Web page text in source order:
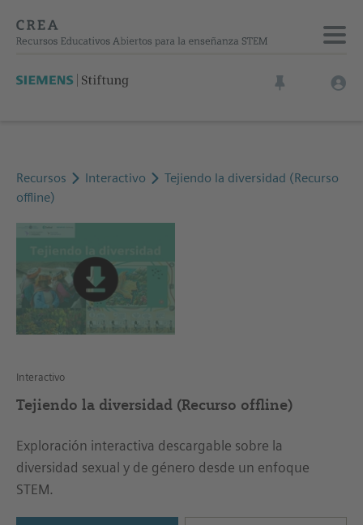
Recursos Interactivo
Tejiendo la diversidad (Recurso
offline)
Interactivo
Tejiendo la diversidad (Recurso offline)
Exploración interactiva descargable sobre la
diversidad sexual y de género desde un enfoque
STEM.